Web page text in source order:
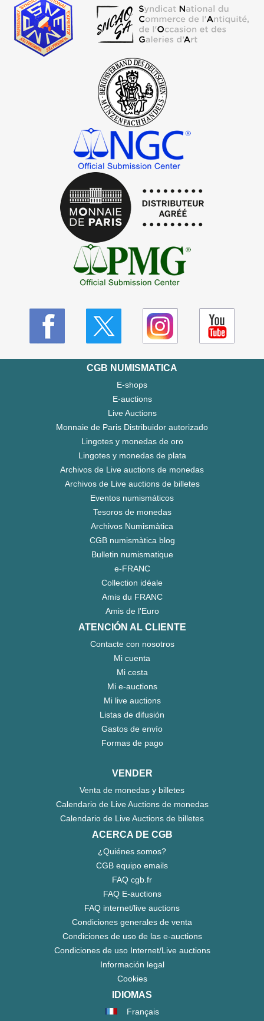
CGB NUMISMATICA
E-shops
E-auctions
Live Auctions
Monnaie de Paris Distribuidor autorizado
Lingotes y monedas de oro
Lingotes y monedas de plata
Archivos de Live auctions de monedas
Archivos de Live auctions de billetes
Eventos numismáticos
Tesoros de monedas
Archivos Numismàtica
CGB numismàtica blog
Bulletin numismatique
e-FRANC
Collection idéale
Amis du FRANC
Amis de l'Euro
ATENCIÓN AL CLIENTE
Contacte con nosotros
Mi cuenta
Mi cesta
Mi e-auctions
Mi live auctions
Listas de difusión
Gastos de envío
Formas de pago
VENDER
Venta de monedas y billetes
Calendario de Live Auctions de monedas
Calendario de Live Auctions de billetes
ACERCA DE CGB
¿Quiénes somos?
CGB equipo emails
FAQ cgb.fr
FAQ E-auctions
FAQ internet/live auctions
Condiciones generales de venta
Condiciones de uso de las e-auctions
Condiciones de uso Internet/Live auctions
Información legal
Cookies
IDIOMAS
Français